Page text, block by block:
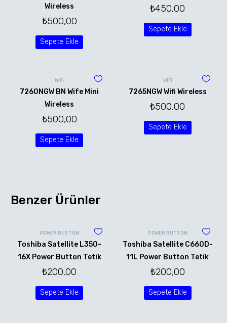
Wireless
₺500,00
Sepete Ekle
₺450,00
Sepete Ekle
WİFİ
7260NGW BN Wife Mini
Wireless
₺500,00
Sepete Ekle
WİFİ
7265NGW Wifi Wireless
₺500,00
Sepete Ekle
Benzer Ürünler
POWER BUTTON
Toshiba Satellite L350-
16X Power Button Tetik
₺200,00
Sepete Ekle
POWER BUTTON
Toshiba Satellite C660D-
11L Power Button Tetik
₺200,00
Sepete Ekle